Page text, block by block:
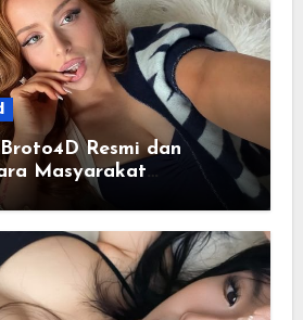
Resmi dan
Masyarakat
Berbasis Data